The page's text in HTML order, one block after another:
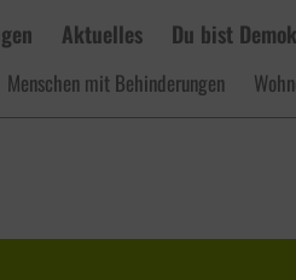
Aktuelles Du bist
Menschen mit Behinderungen